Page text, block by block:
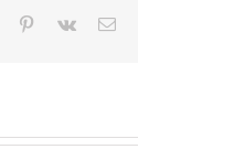
Tumblr Pinterest
Vk Email